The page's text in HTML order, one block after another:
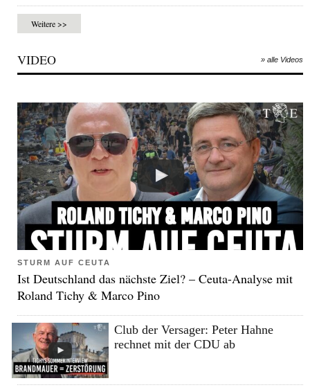
Weitere >>
VIDEO » alle Videos
STURM AUF CEUTA
Ist Deutschland das nächste Ziel? – Ceuta-Analyse mit
Roland Tichy & Marco Pino
Club der Versager: Peter Hahne
rechnet mit der CDU ab